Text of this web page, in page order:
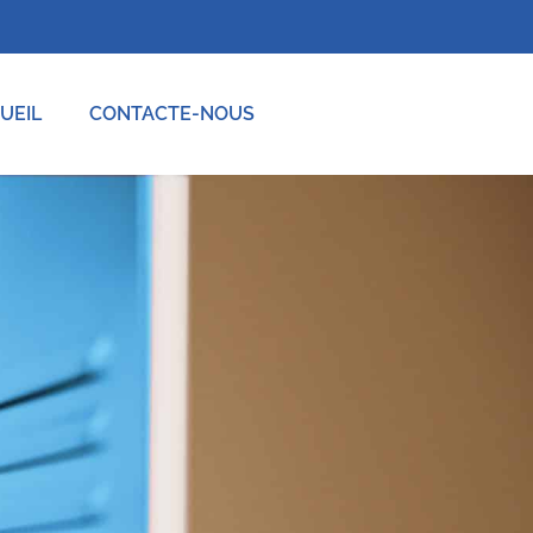
CONTACTE-NOUS